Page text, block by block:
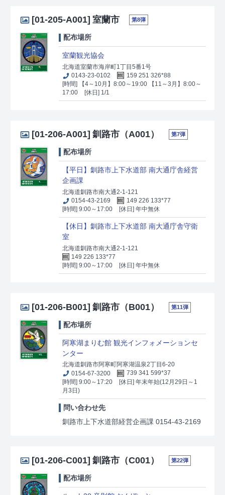
[01-205-A001] 室蘭市 第8弾
配布場所
室蘭観光協会
北海道室蘭市海岸町1丁目5番1号
0143-23-0102
159 251 326*88
[時間] 【4～10月】8:00～19:00 【11～3月】8:00～
17:00
[休日] 1/1
[01-206-A001] 釧路市（A001） 第7弾
配布場所
【平日】釧路市上下水道部 南大通庁舎経営
企画課
北海道釧路市南大通2-1-121
0154-43-2169
149 226 133*77
[時間] 9:00～17:00
[休日] 年中無休
【休日】釧路市上下水道部 南大通庁舎守衛
室
北海道釧路市南大通2-1-121
149 226 133*77
[時間] 9:00～17:00
[休日] 年中無休
[01-206-B001] 釧路市（B001） 第11弾
配布場所
阿寒湖まりむ館 観光インフォメーションセ
ンター
北海道釧路市阿寒町阿寒湖温泉2丁目6-20
0154-67-3200
739 341 599*37
[時間] 9:00～17:20
[休日] 年末年始(12月29日～1
月3日)
問い合わせ先
釧路市上下水道部経営企画課 0154-43-2169
[01-206-C001] 釧路市（C001） 第22弾
配布場所